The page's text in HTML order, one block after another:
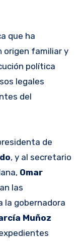
que ha
origen familiar y
política
legales
del
de
, y al secretario
Omar
las
la gobernadora
Muñoz